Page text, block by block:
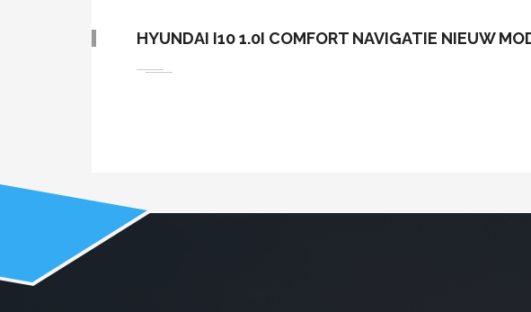
HYUNDAI I10 1.0I COMFORT NAVIGATIE NIEUW